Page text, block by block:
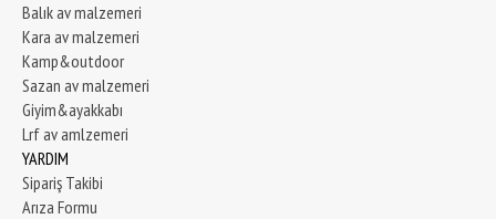
Balık av malzemeri
Kara av malzemeri
Kamp&outdoor
Sazan av malzemeri
Giyim&ayakkabı
Lrf av amlzemeri
YARDIM
Sipariş Takibi
Arıza Formu